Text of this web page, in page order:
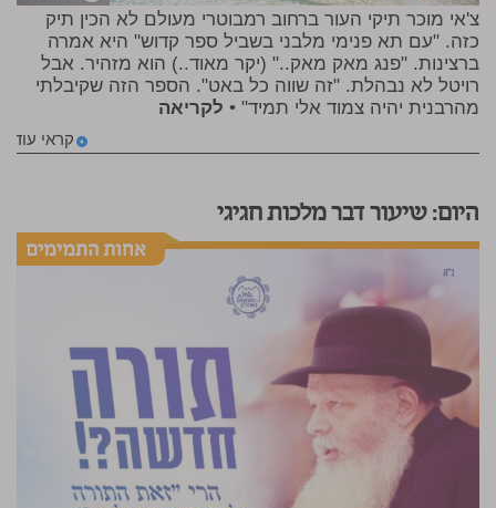
צ'אי מוכר תיקי העור ברחוב רמבוטרי מעולם לא הכין תיק
כזה. "עם תא פנימי מלבני בשביל ספר קדוש" היא אמרה
ברצינות. "פנג מאק מאק.." (יקר מאוד..) הוא מזהיר. אבל
רויטל לא נבהלת. "זה שווה כל באט". הספר הזה שקיבלתי
מהרבנית יהיה צמוד אלי תמיד" • לקריאה
קראי עוד
היום: שיעור דבר מלכות חגיגי